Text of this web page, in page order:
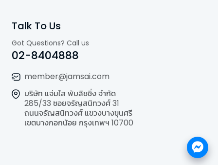
Talk To Us
Got Questions? Call us
02-8404888
member@jamsai.com
บริษัท แจ่มใส พับลิชชิ่ง จำกัด
285/33 ซอยจรัญสนิทวงศ์ 31
ถนนจรัญสนิทวงศ์ แขวงบางขุนศรี
เขตบางกอกน้อย กรุงเทพฯ 10700